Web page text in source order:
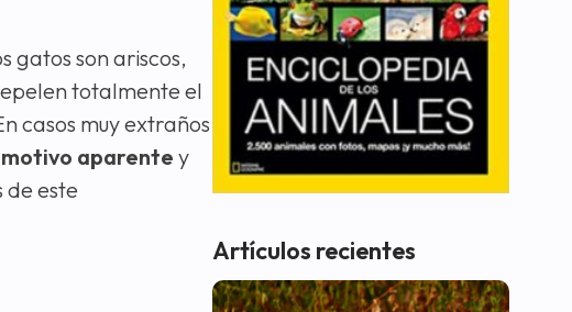
gatos son ariscos,
totalmente el
casos muy extraños
motivo aparente y
de este
Artículos recientes